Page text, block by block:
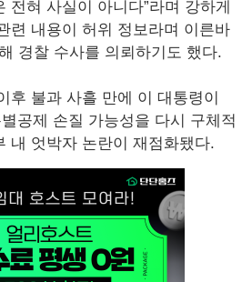
전혀 사실이 아니다”라며 강하게
련 내용이 허위 정보라며 이른바
경찰 수사를 의뢰하기도 했다.
후 불과 사흘 만에 이 대통령이
공제 손질 가능성을 다시 구체적
내 엇박자 논란이 재점화됐다.